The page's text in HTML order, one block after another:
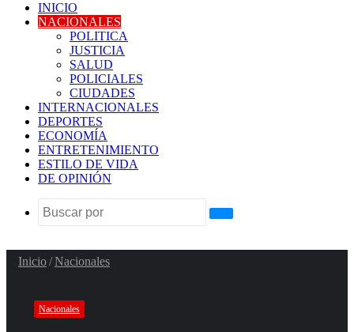
INICIO
NACIONALES
POLITICA
JUSTICIA
SALUD
POLICIALES
CIUDADES
INTERNACIONALES
DEPORTES
ECONOMÍA
ENTRETENIMIENTO
ESTILO DE VIDA
DE OPINIÓN
Buscar
Inicio/Nacionales
Nacionales